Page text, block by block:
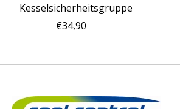
Kesselsicherheitsgruppe
€34,90